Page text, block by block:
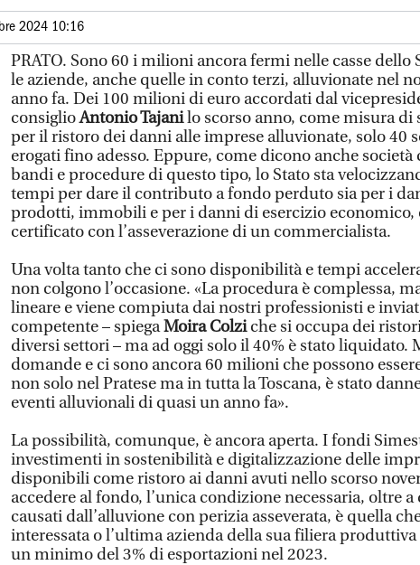
2024 10:16
PRATO. Sono 60 i milioni ancora fermi nelle casse dello
le aziende, anche quelle in conto terzi, alluvionate nel
anno fa. Dei 100 milioni di euro accordati dal
consiglioAntonio Tajanilo scorso anno, come misura di
per il ristoro dei danni alle imprese alluvionate, solo 40
erogati fino adesso. Eppure, come dicono anche società
bandi e procedure di questo tipo, lo Stato sta
tempi per dare il contributo a fondo perduto sia per i
prodotti, immobili e per i danni di esercizio economico,
certificato con l’asseverazione di un commercialista.
Una volta tanto che ci sono disponibilità e tempi
non colgono l’occasione. «La procedura è complessa,
lineare e viene compiuta dai nostri professionisti e
competente – spiegaMoira Colziche si occupa dei
diversi settori – ma ad oggi solo il 40% è stato liquidato.
domande e ci sono ancora 60 milioni che possono
non solo nel Pratese ma in tutta la Toscana, è stato
eventi alluvionali di quasi un anno fa».
La possibilità, comunque, è ancora aperta. I fondi
investimenti in sostenibilità e digitalizzazione delle
disponibili come ristoro ai danni avuti nello scorso
accedere al fondo, l’unica condizione necessaria, oltre
causati dall’alluvione con perizia asseverata, è quella
interessata o l’ultima azienda della sua filiera
un minimo del 3% di esportazioni nel 2023.